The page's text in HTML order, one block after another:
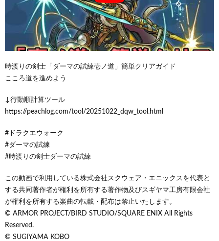
時渡りの剣士「ダーマの試練壱ノ道」簡単クリアガイド
こころ道を進めよう
↓行動順計算ツール
https://peachlog.com/tool/20251022_dqw_tool.html
#ドラクエウォーク
#ダーマの試練
#時渡りの剣士ダーマの試練
この動画で利用している株式会社スクウェア・エニックスを代表と
する共同著作者が権利を所有する著作物及びスギヤマ工房有限会社
が権利を所有する楽曲の転載・配布は禁止いたします。
© ARMOR PROJECT/BIRD STUDIO/SQUARE ENIX All Rights
Reserved.
© SUGIYAMA KOBO